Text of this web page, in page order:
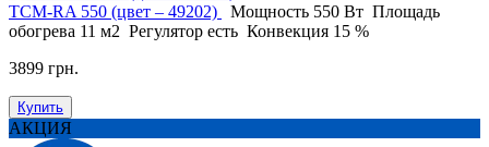
ТСМ-RA 550 (цвет – 49202) Мощность 550 Вт Площадь
обогрева 11 м2 Регулятор есть Конвекция 15 %
3899 грн.
Купить
АКЦИЯ